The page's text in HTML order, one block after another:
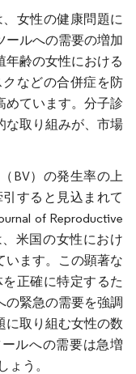
女性の健康問題に
ールへの需要の増加
年齢の女性における
などの合併症を防
めています。分子診
な取り組みが、市場
BV）の発生率の上
すると見込まれて
of Reproductive
米国の女性におけ
います。この顕著な
正確に特定するた
の緊急の需要を強調
に取り組む女性の数
ルへの需要は急増
ょう。